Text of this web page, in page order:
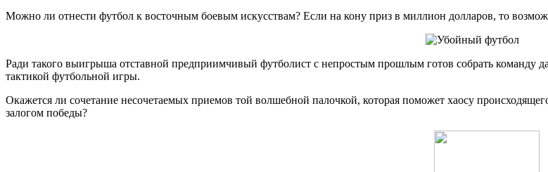
Можно ли отнести футбол к восточным боевым искусствам? Если на кону приз в миллион долларов, то
Ради такого выигрыша отставной предприимчивый футболист с непростым прошлым готов собрать команду
тактикой футбольной игры.
Окажется ли сочетание несочетаемых приемов той волшебной палочкой, которая поможет хаосу
залогом победы?